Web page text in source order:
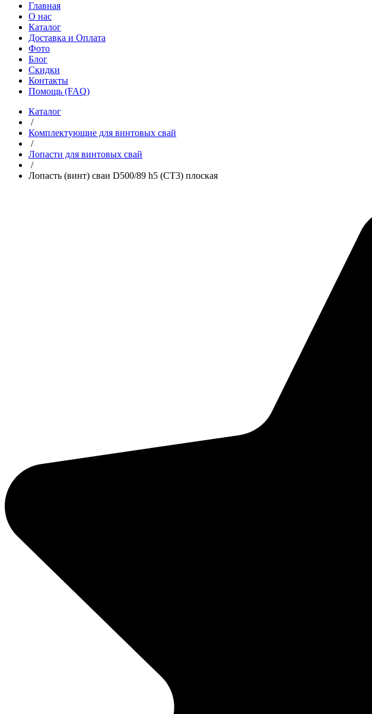
Главная
О нас
Каталог
Доставка и Оплата
Фото
Блог
Скидки
Контакты
Помощь (FAQ)
Каталог
/
Комплектующие для винтовых свай
/
Лопасти для винтовых свай
/
Лопасть (винт) сваи D500/89 h5 (СТ3) плоская